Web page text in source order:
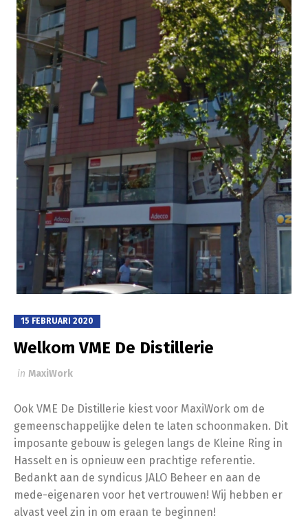
15 FEBRUARI 2020
Welkom VME De Distillerie
in MaxiWork
Ook VME De Distillerie kiest voor MaxiWork om de
gemeenschappelijke delen te laten schoonmaken. Dit
imposante gebouw is gelegen langs de Kleine Ring in
Hasselt en is opnieuw een prachtige referentie.
Bedankt aan de syndicus JALO Beheer en aan de
mede-eigenaren voor het vertrouwen! Wij hebben er
alvast veel zin in om eraan te beginnen!